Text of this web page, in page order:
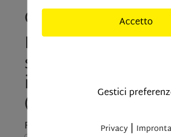
Contattateci
La tua richiesta
sull'immobile
in posizione
(5366)
Forma di saluto:
Accetto
Gestici
Privacy | Impronta